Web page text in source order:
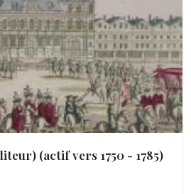
(actif vers 1750 - 1785)